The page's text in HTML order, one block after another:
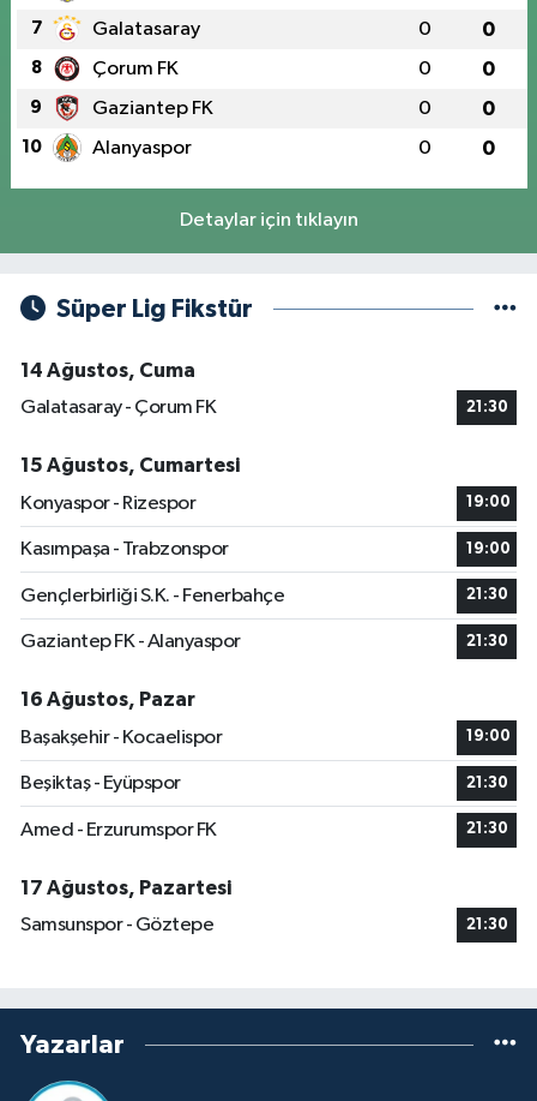
7 Galatasaray 0 0
8 Çorum FK 0 0
9 Gaziantep FK 0 0
10 Alanyaspor 0 0
Detaylar için tıklayın
Süper Lig Fikstür
14 Ağustos, Cuma
Galatasaray - Çorum FK
21:30
15 Ağustos, Cumartesi
Konyaspor - Rizespor
19:00
Kasımpaşa - Trabzonspor 19:00
Gençlerbirliği S.K. - Fenerbahçe 21:30
Gaziantep FK - Alanyaspor 21:30
16 Ağustos, Pazar
Başakşehir - Kocaelispor
19:00
Beşiktaş - Eyüpspor 21:30
Amed - Erzurumspor FK 21:30
17 Ağustos, Pazartesi
Samsunspor - Göztepe
21:30
Yazarlar